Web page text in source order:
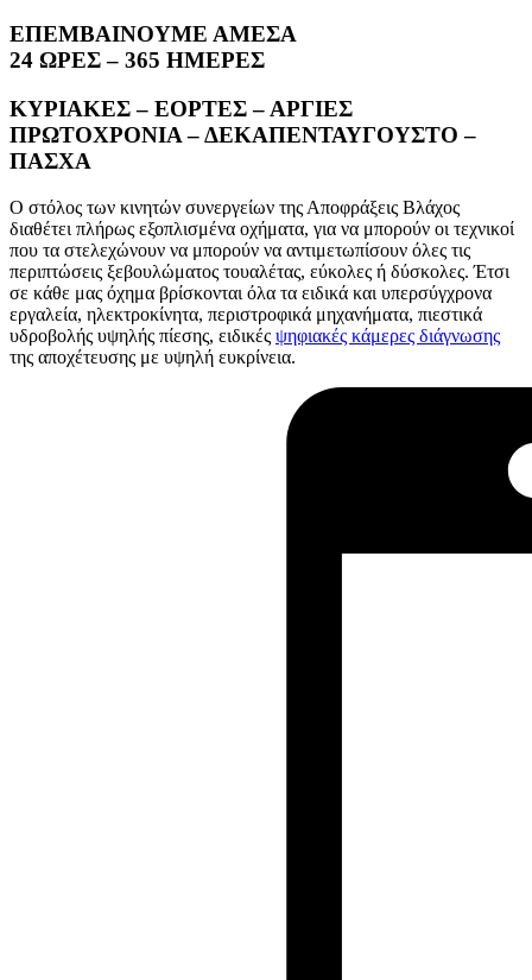
ΕΠΕΜΒΑΙΝΟΥΜΕ ΑΜΕΣΑ
24 ΩΡΕΣ – 365 ΗΜΕΡΕΣ
ΚΥΡΙΑΚΕΣ – ΕΟΡΤΕΣ – ΑΡΓΙΕΣ
ΠΡΩΤΟΧΡΟΝΙΑ – ΔΕΚΑΠΕΝΤΑΥΓΟΥΣΤΟ –
ΠΑΣΧΑ
Ο στόλος των κινητών συνεργείων της Αποφράξεις Βλάχος
διαθέτει πλήρως εξοπλισμένα οχήματα, για να μπορούν οι τεχνικοί
που τα στελεχώνουν να μπορούν να αντιμετωπίσουν όλες τις
περιπτώσεις ξεβουλώματος τουαλέτας, εύκολες ή δύσκολες. Έτσι
σε κάθε μας όχημα βρίσκονται όλα τα ειδικά και υπερσύγχρονα
εργαλεία, ηλεκτροκίνητα, περιστροφικά μηχανήματα, πιεστικά
υδροβολής υψηλής πίεσης, ειδικές ψηφιακές κάμερες διάγνωσης
της αποχέτευσης με υψηλή ευκρίνεια.